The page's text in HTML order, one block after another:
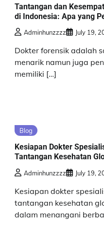
Tantangan dan
di Indonesia: Apa yang
Adminhunzzzz July 19,
Dokter forensik adalah
menarik namun juga
memiliki […]
Blog
Kesiapan Dokter
Tantangan Kesehatan
Adminhunzzzz July 19,
Kesiapan dokter
tantangan kesehatan
dalam menangani